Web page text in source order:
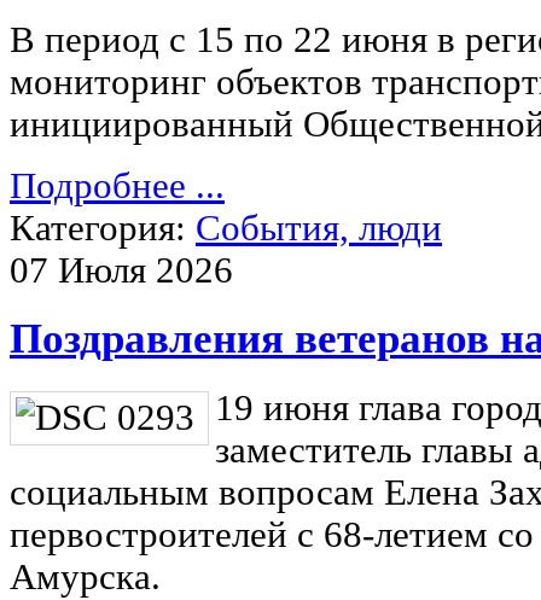
В период с 15 по 22 июня в
мониторинг объектов
инициированный
Подробнее ...
Категория: События, люди
07 Июля 2026
Поздравления ветеранов
19 июня глава
заместитель главы
социальным вопросам Елена
первостроителей с 68-летием
Амурска.